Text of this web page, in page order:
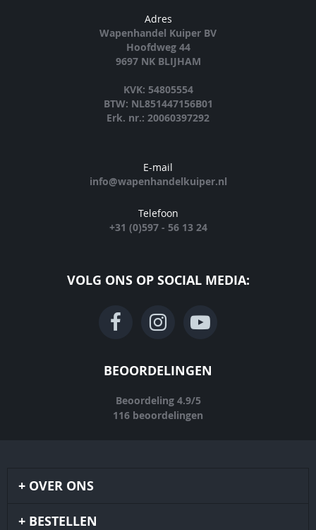
Adres
Wapenhandel Kuiper BV
Hoofdweg 44
9697 NK BLIJHAM
KVK: 54805554
BTW: NL851447156B01
Erk. nr.: 20060397292
E-mail
info@wapenhandelkuiper.nl
Telefoon
+31 (0)597 - 56 13 24
VOLG ONS OP SOCIAL MEDIA:
BEOORDELINGEN
Beoordeling 4.9/5
116 beoordelingen
OVER ONS
BESTELLEN